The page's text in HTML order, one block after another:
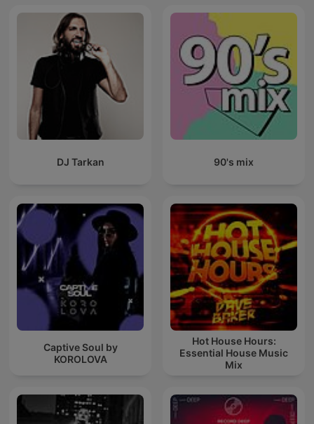
DJ Tarkan 90's mix
Captive Soul by
KOROLOVA
Hot House Hours:
Essential House Music
Mix